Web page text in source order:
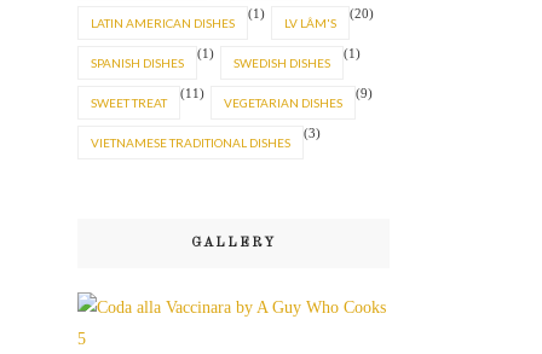
LATIN AMERICAN DISHES
(1)
LV LÂM'S
(20)
SPANISH DISHES
(1)
SWEDISH DISHES
(1)
SWEET TREAT
(11)
VEGETARIAN DISHES
(9)
VIETNAMESE TRADITIONAL DISHES
(3)
GALLERY